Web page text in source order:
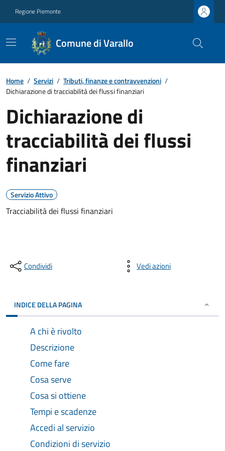
Regione Piemonte
Comune di Varallo
Home / Servizi / Tributi, finanze e contravvenzioni /
Dichiarazione di tracciabilità dei flussi finanziari
Dichiarazione di
tracciabilità dei flussi
finanziari
Servizio Attivo
Tracciabilità dei flussi finanziari
Condividi Vedi azioni
INDICE DELLA PAGINA
A chi è rivolto
Descrizione
Come fare
Cosa serve
Cosa si ottiene
Tempi e scadenze
Accedi al servizio
Condizioni di servizio